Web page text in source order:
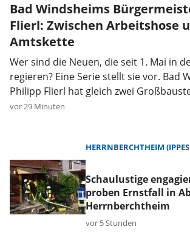
Bad Windsheims
Flierl: Zwischen Arbeitshose
Amtskette
Wer sind die Neuen, die seit 1. Mai in
regieren? Eine Serie stellt sie vor. Bad
Philipp Flierl hat gleich zwei
vor 29 Minuten
HERRNBERCHTHEIM
Schaulustige
proben Ernstfall in
Herrnberchtheim
vor 5 Stunden